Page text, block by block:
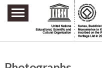
주요메뉴 바로가기
본문 바로가기
하단메뉴 바로가기